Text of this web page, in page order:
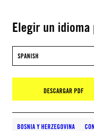
Elegir un
SPANISH
DESCARGAR PDF
BOSNIA Y HERZEGOVINA